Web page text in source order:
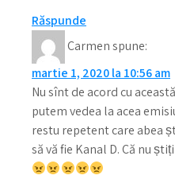
Răspunde
Carmenspune:
martie 1, 2020 la 10:56 am
Nu sînt de acord cu
putem vedea la acea
restu repetent care abea
să vă fie Kanal D. Că nu